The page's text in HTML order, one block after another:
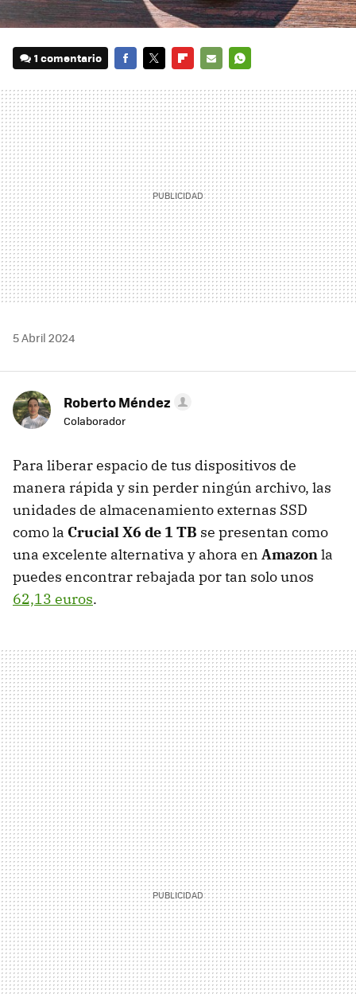
1 comentario
MAIL
5 Abril 2024
Roberto Méndez
Colaborador
Para liberar espacio de tus dispositivos de
manera rápida y sin perder ningún archivo, las
unidades de almacenamiento externas SSD
como la Crucial X6 de 1 TB se presentan como
una excelente alternativa y ahora en Amazonla
puedes encontrar rebajada por tan solo unos
62,13 euros.